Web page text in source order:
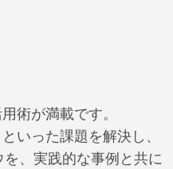
術が満載です。
いった課題を解決し、
、実践的な事例と共に